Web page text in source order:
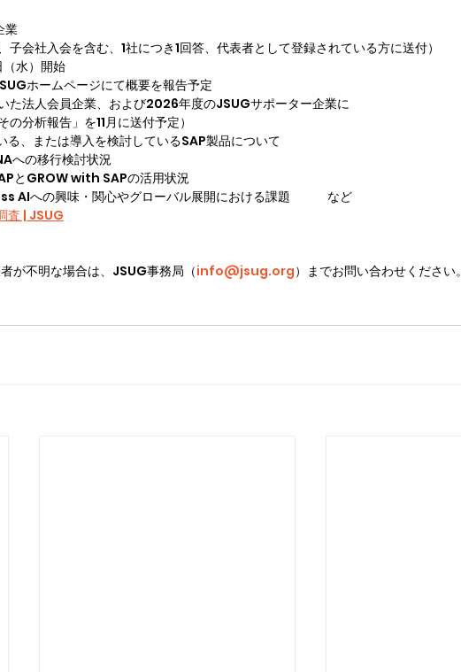
業
、子会社入会を含む、1社につき1回答、代表者として登録されている方に送付）
水）開始
JSUGホームページにて概要を報告予定
いた法人会員企業、および2026年度のJSUGサポーター企業に
の分析報告」を11月に送付予定）
る、または導入を検討しているSAP製品について
4HANAへの移行検討状況
SAPとGROW with SAPの活用状況
AIへの興味・関心やグローバル展開における課題　　　など
査 | JSUG
が不明な場合は、JSUG事務局（info@jsug.org）までお問い合わせください。